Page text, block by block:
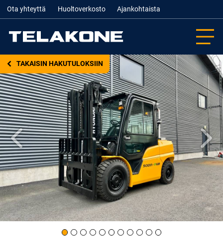
Ota yhteyttä Huoltoverkosto Ajankohtaista
TAKAISIN HAKUTULOKSIIN
Edellinen